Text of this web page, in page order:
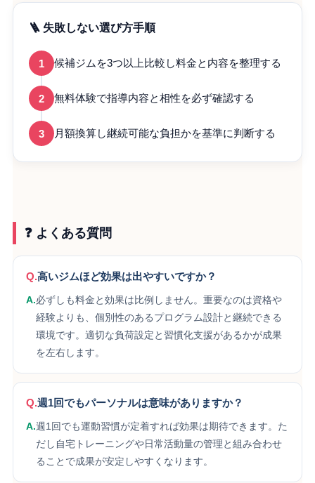
🪜 失敗しない選び方手順
1 候補ジムを3つ以上比較し料金と内容を整理する
2 無料体験で指導内容と相性を必ず確認する
3 月額換算し継続可能な負担かを基準に判断する
❓ よくある質問
Q.高いジムほど効果は出やすいですか？
A.必ずしも料金と効果は比例しません。重要なのは資格や
経験よりも、個別性のあるプログラム設計と継続できる
環境です。適切な負荷設定と習慣化支援があるかが成果
を左右します。
Q.週1回でもパーソナルは意味がありますか？
A.週1回でも運動習慣が定着すれば効果は期待できます。た
だし自宅トレーニングや日常活動量の管理と組み合わせ
ることで成果が安定しやすくなります。